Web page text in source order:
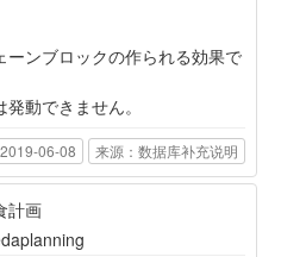
ーンブロックの作られる効果で
動できません。
2019-06-08 来源：数据库补充说明
計画